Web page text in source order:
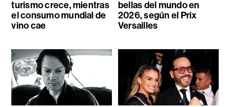
turismo crece, mientras
el consumo mundial de
vino cae
bellas del mundo en
2026, según el Prix
Versailles